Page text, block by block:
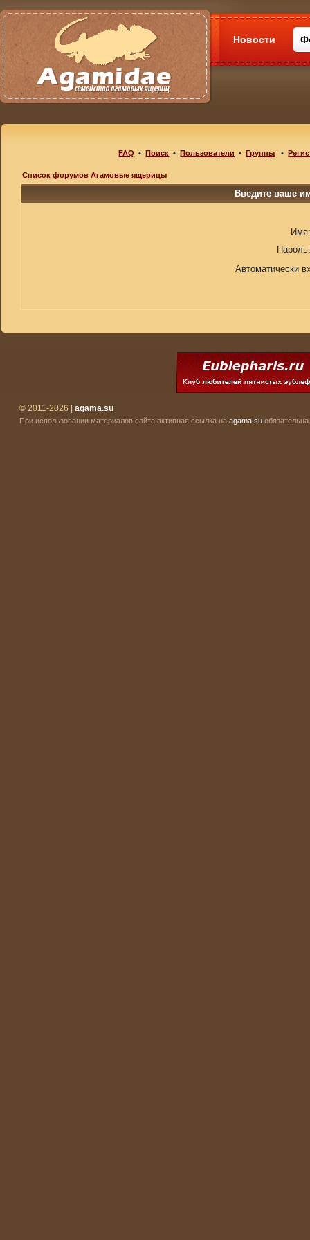
Новости
FAQ •Поиск •Пользователи •Группы •
Список форумов Агамовые ящерицы
Введите ваше
Имя:
Пароль:
Автоматически
© 2011-2026 | agama.su
При использовании материалов сайта активная ссылка на agama.su обязательна.